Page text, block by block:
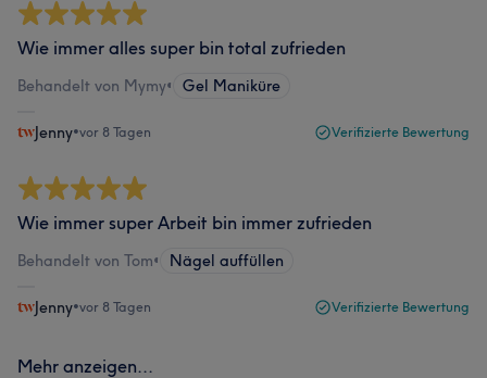
Wie immer alles super bin total zufrieden
Behandelt von Mymy• Gel Maniküre
Jenny•vor 8 Tagen Verifizierte Bewertung
Wie immer super Arbeit bin immer zufrieden
Behandelt von Tom• Nägel auffüllen
Jenny•vor 8 Tagen Verifizierte Bewertung
Mehr anzeigen...